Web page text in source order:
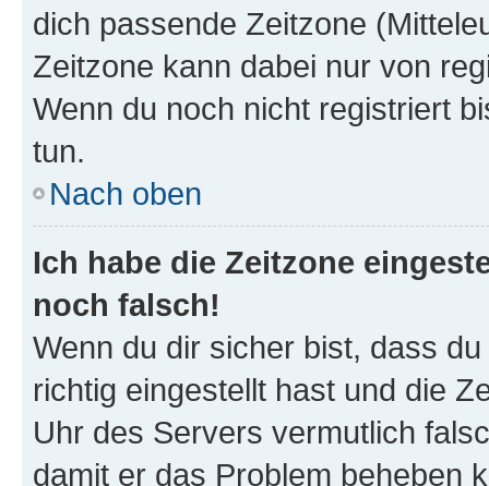
dich passende Zeitzone
Zeitzone kann dabei nur von
Wenn du noch nicht registriert
tun.
Nach oben
Ich habe die Zeitzone
noch falsch!
Wenn du dir sicher bist, dass
richtig eingestellt hast und die
Uhr des Servers vermutlich
damit er das Problem beheben